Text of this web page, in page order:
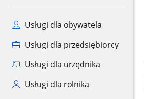
Usługi dla obywatela
Usługi dla przedsiębiorcy
Usługi dla urzędnika
Usługi dla rolnika